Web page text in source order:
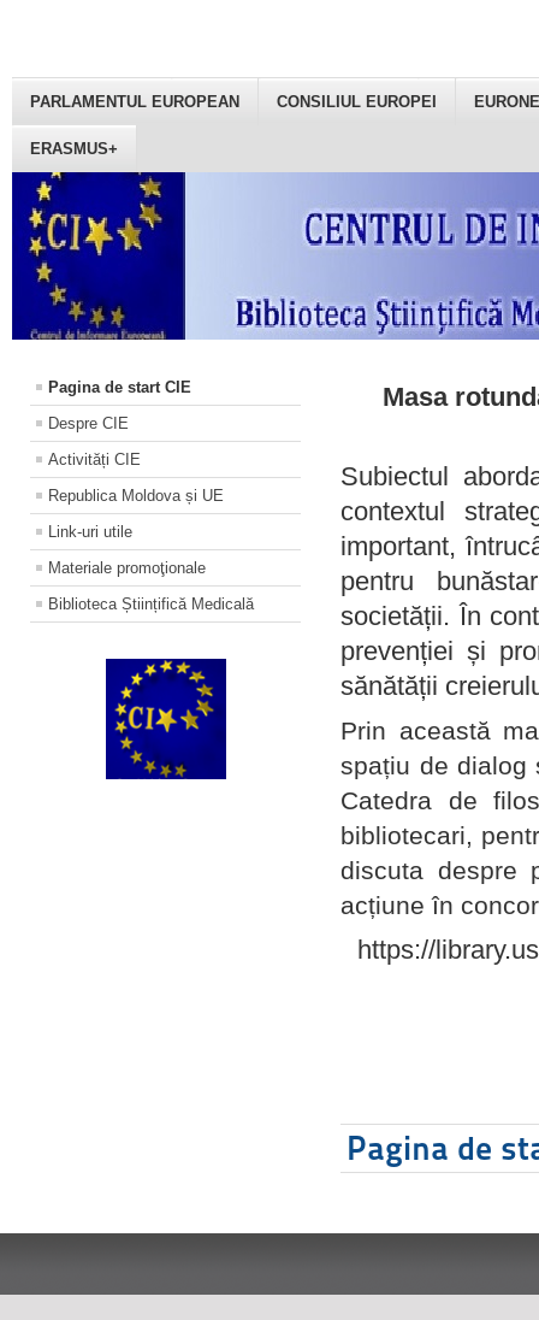
PARLAMENTUL EUROPEAN CONSILIUL EUROPEI
ERASMUS+
Pagina de start CIE
Despre CIE
Activități CIE
Republica Moldova și UE
Link-uri utile
Materiale promoţionale
Biblioteca Științifică Medicală
Masa
Subiectul
contextul
important,
pentru
societății. În
prevenției și
sănătății
Prin această
spațiu de dialog
Catedra de
bibliotecari,
discuta despre
acțiune în
https://
Pagina de